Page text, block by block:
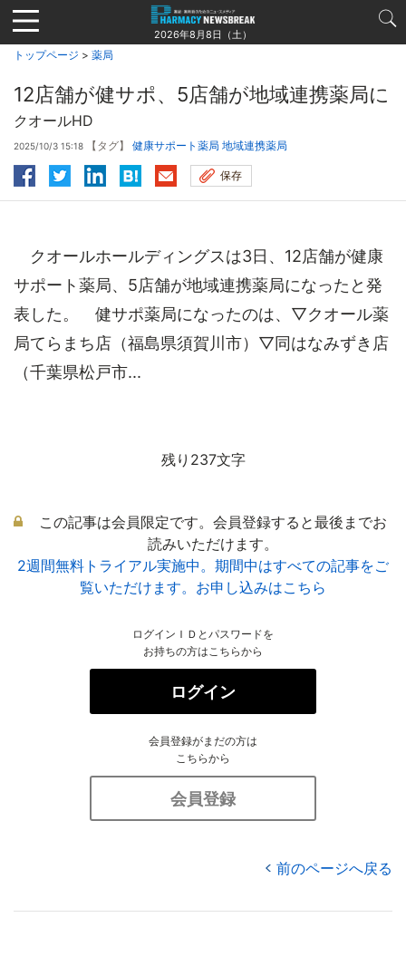
Jump
to
navigation
2026年8月8日（土）
トップページ > 薬局
12店舗が健サポ、5店舗が地域連携薬局に
クオールHD
2025/10/3 15:18 【タグ】 健康サポート薬局 地域連携薬局
保存
クオールホールディングスは3日、12店舗が健康
サポート薬局、5店舗が地域連携薬局になったと発
表した。 健サポ薬局になったのは、▽クオール薬
局てらまち店（福島県須賀川市）▽同はなみずき店
（千葉県松戸市...
残り237文字
この記事は会員限定です。会員登録すると最後までお
読みいただけます。
2週間無料トライアル実施中。期間中はすべての記事をご
覧いただけます。お申し込みはこちら
ログインＩＤとパスワードを
お持ちの方はこちらから
ログイン
会員登録がまだの方は
こちらから
会員登録
前のページへ戻る